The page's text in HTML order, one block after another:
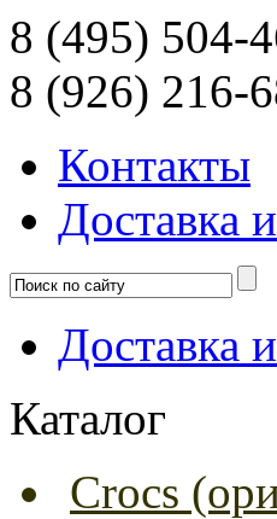
8 (495) 504-
8 (926) 216-
Контакты
Доcтавка
Доcтавка
Каталог
Crocs